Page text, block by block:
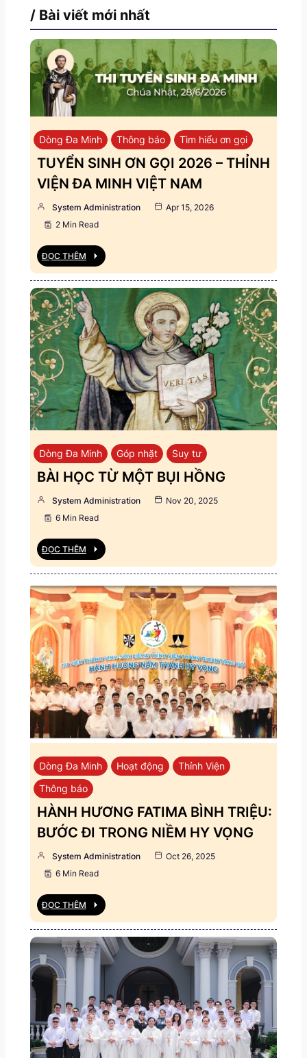
/ Bài viết mới nhất
Dòng Đa Minh Thông báo Tìm hiểu ơn gọi
TUYỂN SINH ƠN GỌI 2026 – THỈNH
VIỆN ĐA MINH VIỆT NAM
System Administration
Apr 15, 2026
2 Min Read
ĐỌC THÊM
Dòng Đa Minh Góp nhặt Suy tư
BÀI HỌC TỪ MỘT BỤI HỒNG
System Administration
Nov 20, 2025
6 Min Read
ĐỌC THÊM
Dòng Đa Minh Hoạt động
Thỉnh Viện
Thông báo
HÀNH HƯƠNG FATIMA BÌNH TRIỆU:
BƯỚC ĐI TRONG NIỀM HY VỌNG
System Administration
Oct 26, 2025
6 Min Read
ĐỌC THÊM